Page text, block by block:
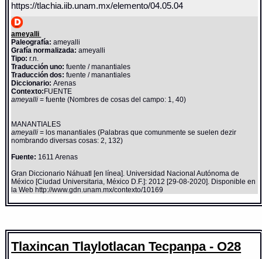
https://tlachia.iib.unam.mx/elemento/04.05.04
ameyalli
Paleografía: ameyalli
Grafía normalizada: ameyalli
Tipo: r.n.
Traducción uno: fuente / manantiales
Traducción dos: fuente / manantiales
Diccionario:Arenas
Contexto: FUENTE
ameyalli= fuente (Nombres de cosas del campo: 1, 40)
MANANTIALES
ameyalli= los manantiales (Palabras que comunmente se suelen dezir
nombrando diversas cosas: 2, 132)
Fuente: 1611 Arenas
Gran Diccionario Náhuatl [en línea]. Universidad Nacional Autónoma de
México [Ciudad Universitaria, México D.F.]: 2012 [29-08-2020]. Disponible en
la Web http://www.gdn.unam.mx/contexto/10169
Tlaxincan Tlaylotlacan Tecpanpa - O28